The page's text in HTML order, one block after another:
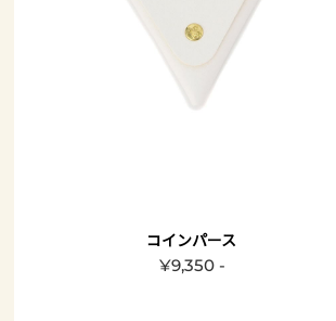
コインパース
¥9,350 -